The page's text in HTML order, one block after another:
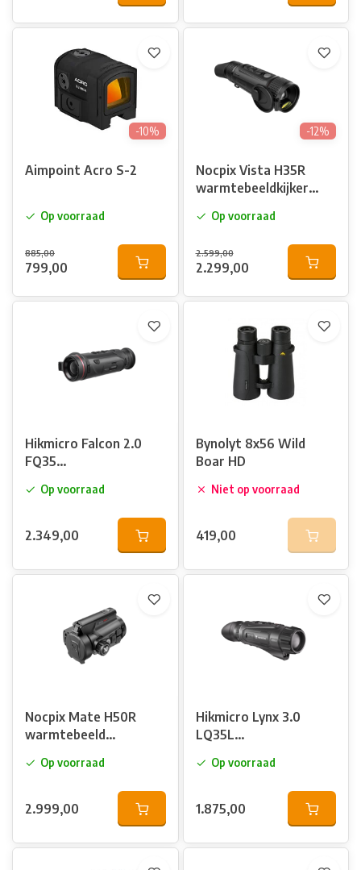
-10%
Aimpoint Acro S-2
Op voorraad
885,00
799,00
-12%
Nocpix Vista H35R
warmtebeeldkijker
Op voorraad
2.599,00
2.299,00
Hikmicro Falcon 2.0
FQ35
Op voorraad
2.349,00
Bynolyt 8x56 Wild
Boar HD
Niet op voorraad
419,00
Nocpix Mate H50R
warmtebeeld
Op voorraad
2.999,00
Hikmicro Lynx 3.0
LQ35L
met afstandsmeter
Op voorraad
1.875,00